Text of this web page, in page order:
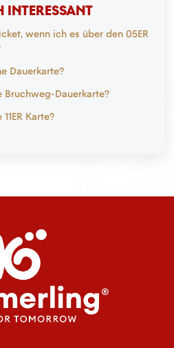
INTERESSANT
wenn ich es über den 05ER
Dauerkarte?
Dauerkarte?
Karte?